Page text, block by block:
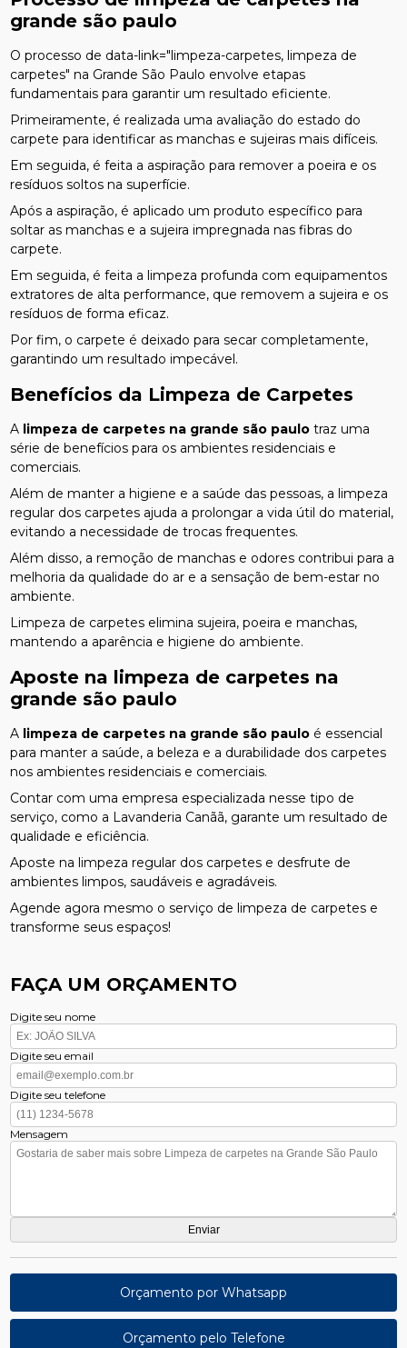
grande são paulo
O processo de data-link="limpeza-carpetes, limpeza de
carpetes" na Grande São Paulo envolve etapas
fundamentais para garantir um resultado eficiente.
Primeiramente, é realizada uma avaliação do estado do
carpete para identificar as manchas e sujeiras mais difíceis.
Em seguida, é feita a aspiração para remover a poeira e os
resíduos soltos na superfície.
Após a aspiração, é aplicado um produto específico para
soltar as manchas e a sujeira impregnada nas fibras do
carpete.
Em seguida, é feita a limpeza profunda com equipamentos
extratores de alta performance, que removem a sujeira e os
resíduos de forma eficaz.
Por fim, o carpete é deixado para secar completamente,
garantindo um resultado impecável.
Benefícios da Limpeza de Carpetes
A limpeza de carpetes na grande são paulo traz uma
série de benefícios para os ambientes residenciais e
comerciais.
Além de manter a higiene e a saúde das pessoas, a limpeza
regular dos carpetes ajuda a prolongar a vida útil do material,
evitando a necessidade de trocas frequentes.
Além disso, a remoção de manchas e odores contribui para a
melhoria da qualidade do ar e a sensação de bem-estar no
ambiente.
Limpeza de carpetes elimina sujeira, poeira e manchas,
mantendo a aparência e higiene do ambiente.
Aposte na limpeza de carpetes na
grande são paulo
A limpeza de carpetes na grande são paulo é essencial
para manter a saúde, a beleza e a durabilidade dos carpetes
nos ambientes residenciais e comerciais.
Contar com uma empresa especializada nesse tipo de
serviço, como a Lavanderia Canãã, garante um resultado de
qualidade e eficiência.
Aposte na limpeza regular dos carpetes e desfrute de
ambientes limpos, saudáveis e agradáveis.
Agende agora mesmo o serviço de limpeza de carpetes e
transforme seus espaços!
FAÇA UM ORÇAMENTO
Digite seu nome
Digite seu email
Digite seu telefone
Mensagem
Orçamento por Whatsapp
Orçamento pelo Telefone